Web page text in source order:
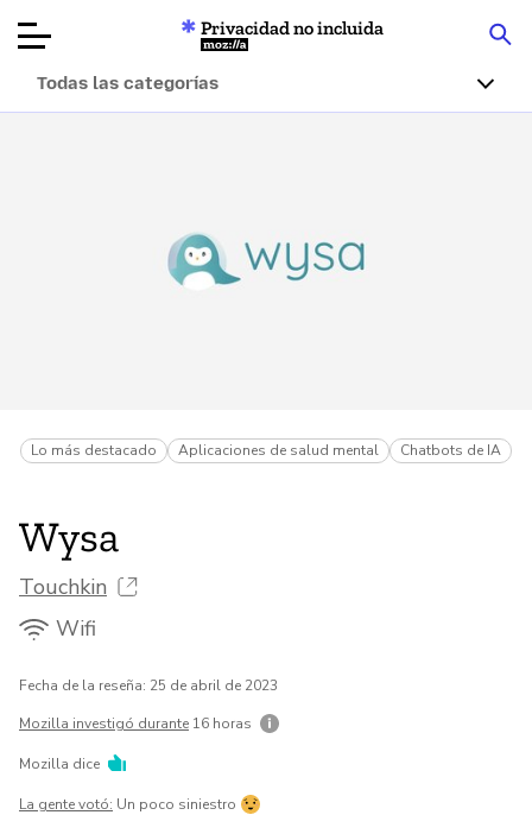
Acerca de
Privacidad no incluida
Mozilla
Todas las categorías
Lo más destacado Aplicaciones de salud mental Chatbots de IA
Wysa
Touchkin
Wifi
Fecha de la reseña: 25 de abril de 2023
Mozilla investigó durante 16 horas
Mozilla dice
La gente votó: Un poco siniestro